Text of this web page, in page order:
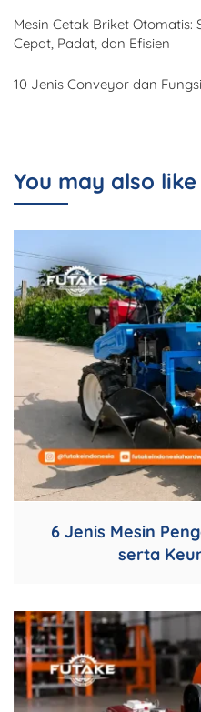
Mesin Cetak Briket Otomatis:
Cepat, Padat, dan Efisien
10 Jenis Conveyor dan
You may also
6 Jenis Mesin
serta